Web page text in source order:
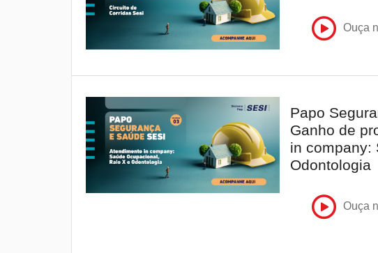
Ouça
Papo
Ganho de
in company:
Odontologia
Ouça